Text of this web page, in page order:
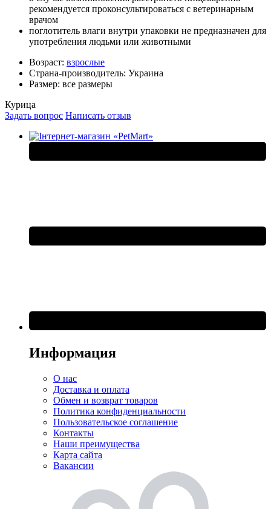
рекомендуется проконсультироваться с ветеринарным
врачом
поглотитель влаги внутри упаковки не предназначен для
употребления людьми или животными
Возраст: взрослые
Страна-производитель: Украина
Размер: все размеры
Курица
Задать вопрос Написать отзыв
Информация
О нас
Доставка и оплата
Обмен и возврат товаров
Политика конфиденциальности
Пользовательское соглашение
Контакты
Наши преимущества
Карта сайта
Вакансии